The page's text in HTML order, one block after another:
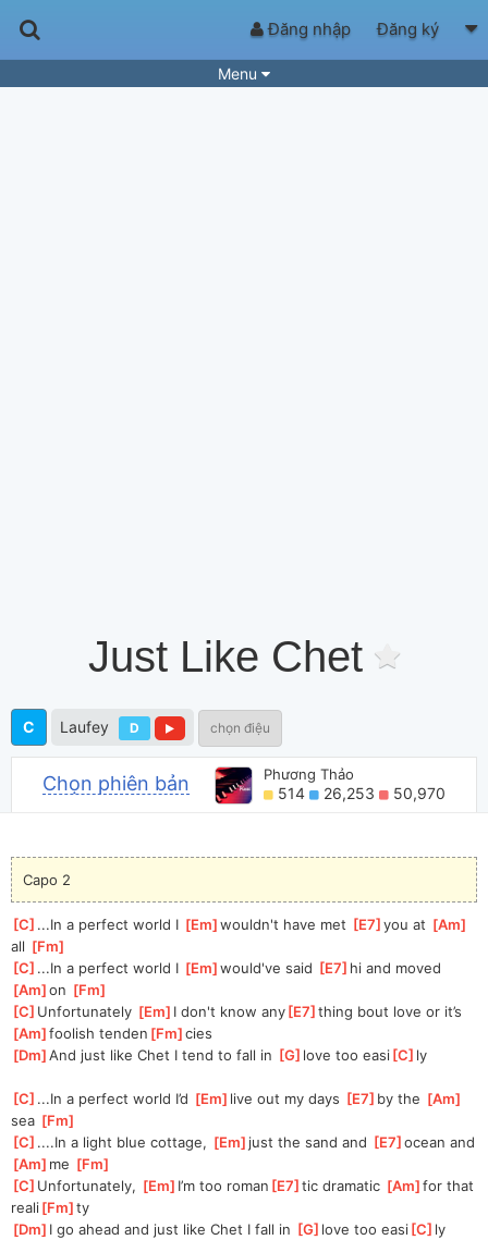
Đăng nhập Đăng ký
Menu
Just Like Chet
C Laufey D chọn điệu
Chọn phiên bản Phương Thảo
514 26,253 50,970
Capo 2
[C ]...In a perfect world I [Em ]
wouldn't have met [E7 ]
you at [Am
all [Fm
[C ]...In a perfect world I [Em ]
would've said [E7 ]hi and moved
Am ]
on [Fm
[C ]Unfortunately [Em ]I don't know any[E7 ]thing bout love or it’s
Am ]
foolish tenden [Fm ]
cies
[Dm ]
And just like Chet I tend to fall in [G ]love too easi[C ]ly
[C ]...In a perfect world I’d [Em ]live out my days [E7 ]by the [Am
sea [Fm
[C ]....In a light blue cottage, [Em ]just the sand and [E7 ]
[Am ]me [Fm
[C ]Unfortunately, [Em ]I’m too roman [E7 ]tic dramatic [Am ]
for that
reali[Fm ]ty
[Dm ]I go ahead and just like Chet I fall in [G ]love too easi[C ]ly